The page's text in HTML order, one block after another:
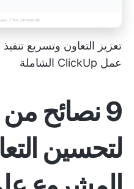
تعزيز التعاون وتسريع
عمل ClickUp الشاملة
9 نصائح من
لتحسين